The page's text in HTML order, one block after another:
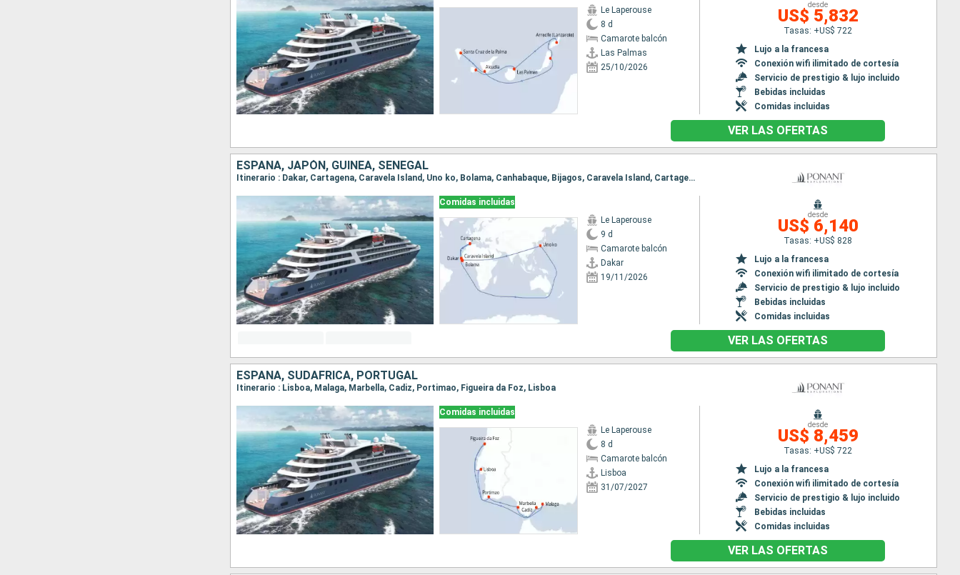
Le Laperouse
8 d
Camarote balcón
Las Palmas
25/10/2026
desde
US$ 5,832
Tasas: +US$ 722
Lujo a la francesa
Conexión wifi ilimitado de cortesía
Servicio de prestigio & lujo incluido
Bebidas incluidas
Comidas incluidas
VER LAS OFERTAS
ESPAÑA, JAPÓN, GUINEA, SENEGAL
Itinerario : Dakar, Cartagena, Caravela Island, Uno ko, Bolama, Canhabaque, Bijagos, Caravela Island, Cartagena, Ile de Kéré, Dakar
Comidas incluidas
Le Laperouse
9 d
Camarote balcón
Dakar
19/11/2026
desde
US$ 6,140
Tasas: +US$ 828
Lujo a la francesa
Conexión wifi ilimitado de cortesía
Servicio de prestigio & lujo incluido
Bebidas incluidas
Comidas incluidas
VER LAS OFERTAS
ESPAÑA, SUDAFRICA, PORTUGAL
Itinerario : Lisboa, Malaga, Marbella, Cadiz, Portimao, Figueira da Foz, Lisboa
Comidas incluidas
Le Laperouse
8 d
Camarote balcón
Lisboa
31/07/2027
desde
US$ 8,459
Tasas: +US$ 722
Lujo a la francesa
Conexión wifi ilimitado de cortesía
Servicio de prestigio & lujo incluido
Bebidas incluidas
Comidas incluidas
VER LAS OFERTAS